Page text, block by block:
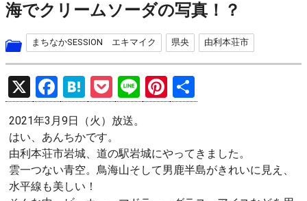
海でクリームソーダの写真！？
まちなかSESSION エキマイク 県央 由利本荘市
X
F
a
ce
b
o
H
at
e
n
a
P
o
ck
et
Li
n
Pi
nt
es
t
有
2021年3月9日（火）放送。
はい、あんちかです。
由利本荘市岩城、道の駅岩城にやってきました。
雲一つない青空。鳥海山そして男鹿半島がきれいに見え、
水平線も美しい！